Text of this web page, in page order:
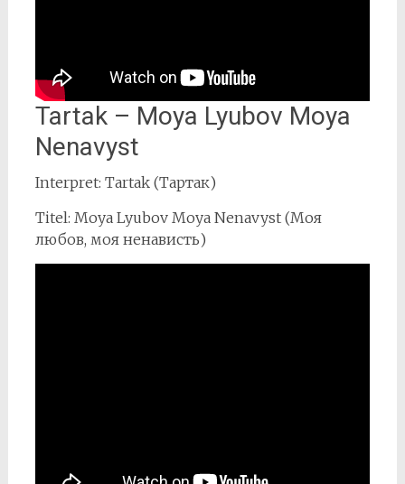
Tartak – Moya Lyubov Moya
Nenavyst
Interpret: Tartak (Тартак)
Titel: Moya Lyubov Moya Nenavyst (Моя
любов, моя ненависть)